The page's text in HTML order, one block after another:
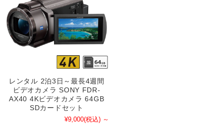
レンタル 2泊3日～最長4週間
ビデオカメラ SONY FDR-
AX40 4Kビデオカメラ 64GB
SDカードセット
¥9,000(税込) ～